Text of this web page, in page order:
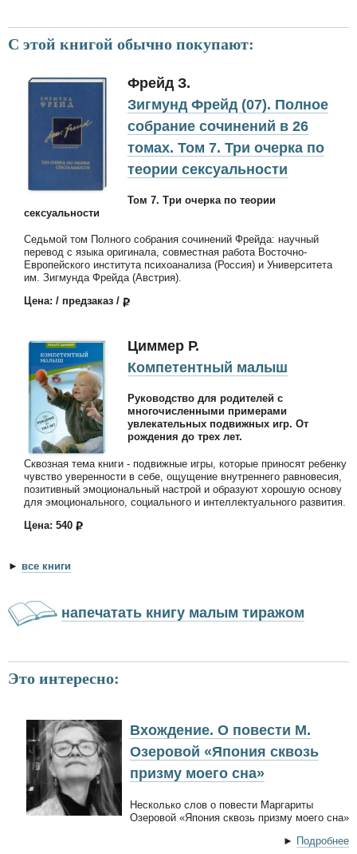
С этой книгой обычно покупают:
Фрейд З.
Зигмунд Фрейд (07). Полное
собрание сочинений в 26
томах. Том 7. Три очерка по
теории сексуальности
Том 7. Три очерка по теории
сексуальности
Седьмой том Полного собрания сочинений Фрейда: научный
перевод с языка оригинала, совместная работа Восточно-
Европейского института психоанализа (Россия) и Университета
им. Зигмунда Фрейда (Австрия).
Цена: / предзаказ /
Циммер Р.
Компетентный малыш
Руководство для родителей с
многочисленными примерами
увлекательных подвижных игр. От
рождения до трех лет.
Сквозная тема книги - подвижные игры, которые приносят ребенку
чувство уверенности в себе, ощущение внутреннего равновесия,
позитивный эмоциональный настрой и образуют хорошую основу
для эмоционального, социального и интеллектуального развития.
Цена: 540
► все книги
напечатать книгу малым тиражом
Это интересно:
Вхождение. О повести М.
Озеровой «Япония сквозь
призму моего сна»
Несколько слов о повести Маргариты
Озеровой «Япония сквозь призму моего сна»
► Подробнее